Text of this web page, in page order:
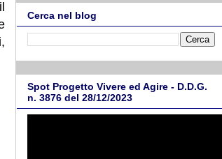
Cerca nel blog
Spot Progetto Vivere ed Agire - D.D.G.
n. 3876 del 28/12/2023